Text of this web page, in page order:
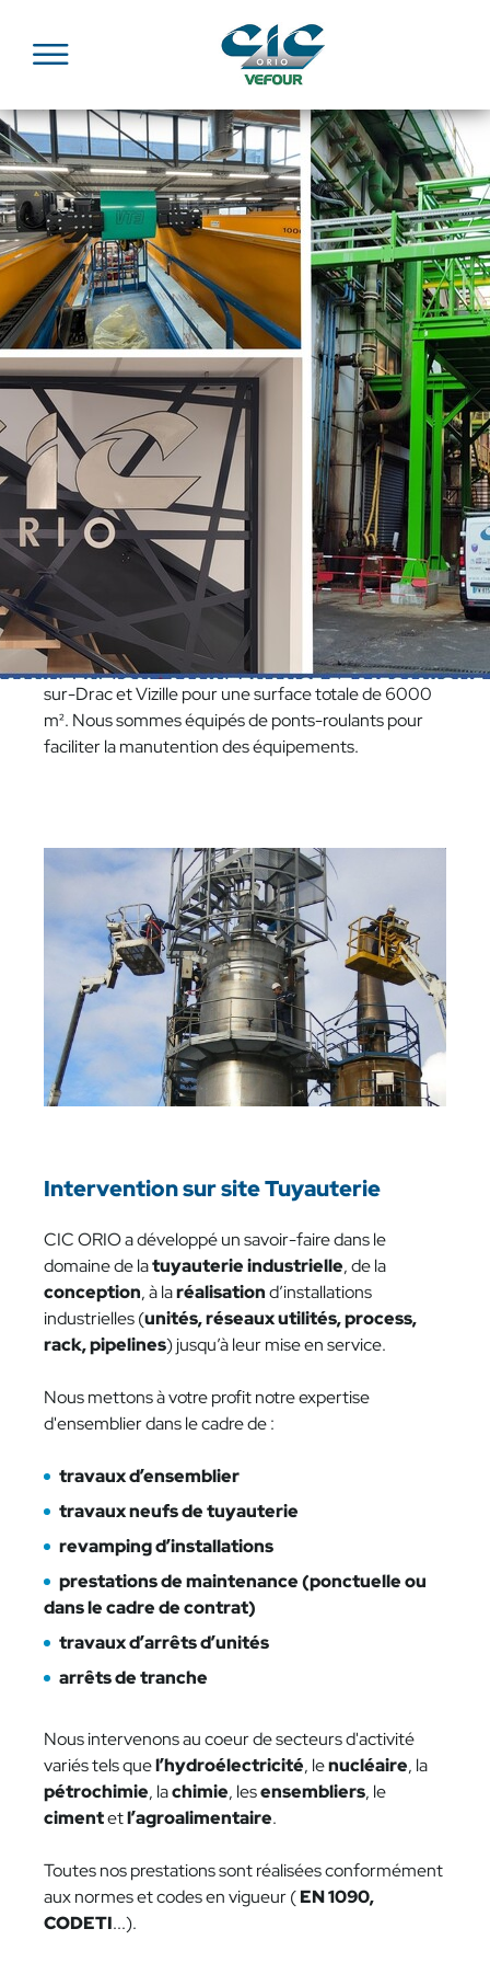
Accueil Expertises Installation
Une équipe de monteurs
CIC ORIO intègre une équipe de monteurspour
réaliser lesprestations d' intégration.
Montage sur site
En fonction de vos projets, nous réalisons le montage
et la mise en service de vos équipements sur site, en
France ou à l'étranger. Nos monteurs sont habilités
en risques chimiques 1 et 2, en milieu nucléaire
DATR, en salle blanche (ASC1 et 2) ainsi qu'en
retrait d'amiante en SS 4.
Montage et intégration en nos halls
Nous disposons de4 hallsde montages à Champ-
sur-Drac et Vizille pour une surface totale de 6000
m². Nous sommes équipés de ponts-roulants pour
faciliter la manutention des équipements.
Intervention sur site Tuyauterie
CIC ORIO a développé un savoir-faire dans le
domaine de latuyauterie industrielle, de la
conception, à laréalisationd’installations
industrielles (unités, réseaux utilités, process,
rack, pipelines) jusqu’à leur mise en service.
Nous mettons à votre profit notre expertise
d'ensemblier dans le cadre de :
travaux d’ensemblier
travaux neufs de tuyauterie
revamping d’installations
prestations de maintenance (ponctuelle ou
dans le cadre de contrat)
travaux d’arrêts d’unités
arrêts de tranche
Nous intervenons au coeur de secteurs d'activité
variés tels quel’hydroélectricité, lenucléaire, la
pétrochimie, lachimie, lesensembliers, le
cimentetl’agroalimentaire.
Toutes nos prestations sont réalisées conformément
aux normes et codes en vigueur (EN 1090,
CODETI...).